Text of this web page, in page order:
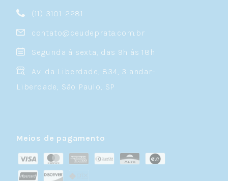
(11) 3101-2281
contato@ceudeprata.com.br
Segunda à sexta, das 9h às 18h
Av. da Liberdade, 834, 3 andar-
Liberdade, São Paulo, SP
Meios de pagamento